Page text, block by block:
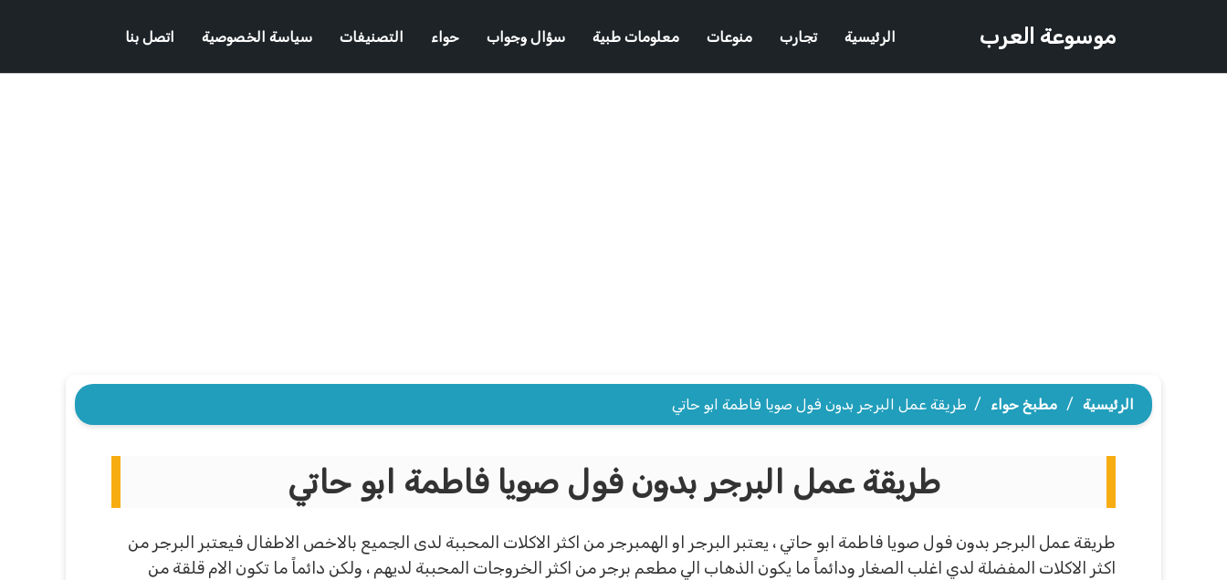
موسوعة العرب الرئيسية تجارب منوعات معلومات طبية سؤال وجواب حواء التصنيفات سياسة الخصوصية اتصل بنا
الرئيسية / مطبخ حواء / طريقة عمل البرجر بدون فول صويا فاطمة ابو حاتي
طريقة عمل البرجر بدون فول صويا فاطمة ابو حاتي
طريقة عمل البرجر بدون فول صويا فاطمة ابو حاتي ، يعتبر البرجر او الهمبرجر من اكثر الاكلات المحببة لدى الجميع بالاخص الاطفال فيعتبر البرجر من
اكثر الاكلات المفضلة لدي اغلب الصغار ودائماً ما يكون الذهاب الي مطعم برجر من اكثر الخروجات المحببة لديهم ، ولكن دائماً ما تكون الام قلقة من